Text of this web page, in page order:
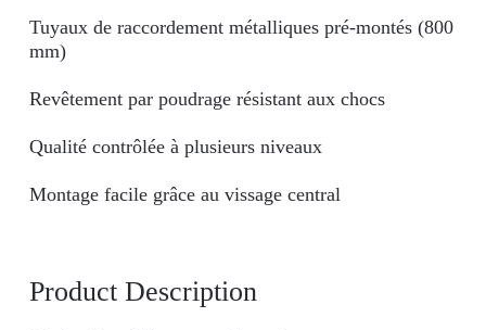
Product Description
Tuyaux de raccordement métalliques pré-montés (800
mm)
Revêtement par poudrage résistant aux chocs
Qualité contrôlée à plusieurs niveaux
Montage facile grâce au vissage central